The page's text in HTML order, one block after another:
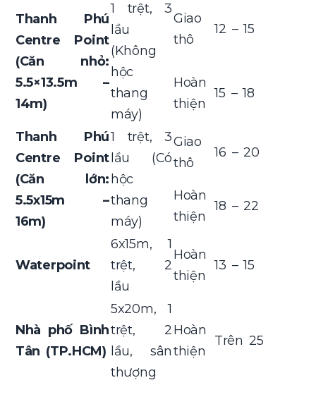
Thanh Phú
Centre Point
(Căn nhỏ:
5.5×13.5m –
14m)
1 trệt, 3
lầu
(Không
hộc
thang
máy)
Giao
thô
12 – 15
Hoàn
thiện
15 – 18
Thanh Phú
Centre Point
(Căn lớn:
5.5x15m –
16m)
1 trệt, 3
lầu (Có
hộc
thang
máy)
Giao
thô
16 – 20
Hoàn
thiện
18 – 22
Waterpoint
6x15m, 1
trệt, 2
lầu
Hoàn
thiện
13 – 15
Nhà phố Bình
Tân (TP.HCM)
5x20m, 1
trệt, 2
lầu, sân
thượng
Hoàn
thiện
Trên 25